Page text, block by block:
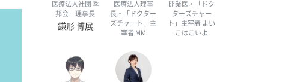
医療法人社団 季
邦会 理事長
鎌形 博展
医療法人理事
長・「ドクター
ズチャート」主
宰者 MM
開業医・「ドク
ターズチャー
ト」主宰者 よい
こはこいよ